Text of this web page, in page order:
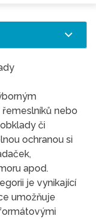
nebo
či
ochranou si
apod.
je vynikající
umožňuje